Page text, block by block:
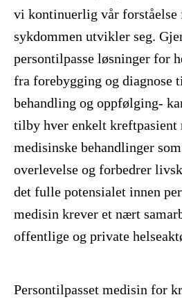
vi kontinuerlig vår forståelse
sykdommen utvikler seg.
persontilpasse løsninger for
fra forebygging og diagnose
behandling og oppfølging-
tilby hver enkelt kreftpasient
medisinske behandlinger
overlevelse og forbedrer
det fulle potensialet innen
medisin krever et nært
offentlige og private
Persontilpasset medisin for